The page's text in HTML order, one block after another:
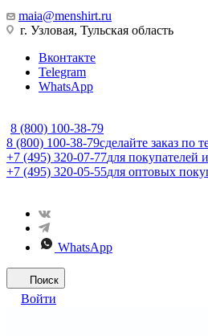
maia@menshirt.ru
г. Узловая, Тульская область
Вконтакте
Telegram
WhatsApp
8 (800) 100-38-79
8 (800) 100-38-79сделайте заказ по
+7 (495) 320-07-77для покупателей
+7 (495) 320-05-55для оптовых
WhatsApp
Поиск
Войти